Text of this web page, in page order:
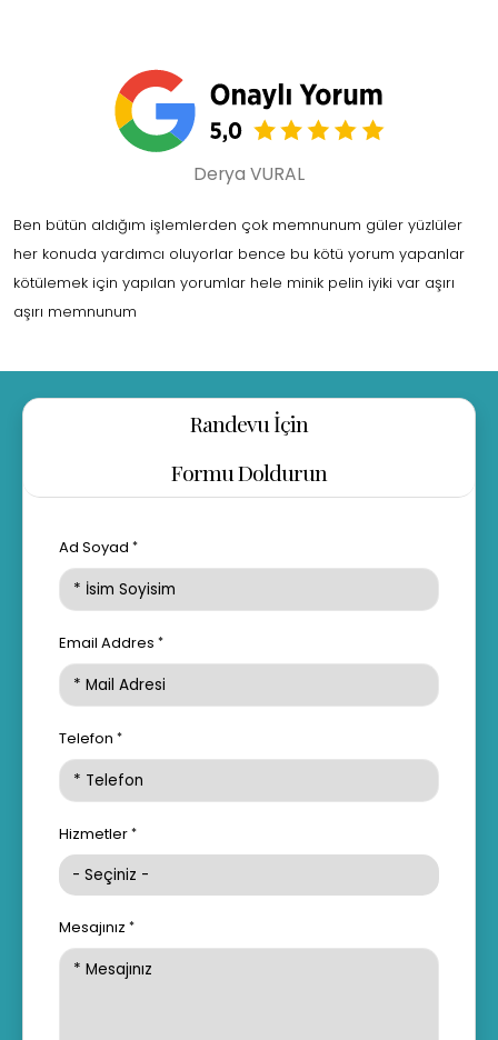
Derya VURAL
Ben bütün aldığım işlemlerden çok memnunum güler yüzlüler
her konuda yardımcı oluyorlar bence bu kötü yorum yapanlar
kötülemek için yapılan yorumlar hele minik pelin iyiki var aşırı
aşırı memnunum
Randevu İçin
Formu Doldurun
Ad Soyad
Email Addres
Telefon
Hizmetler
Mesajınız